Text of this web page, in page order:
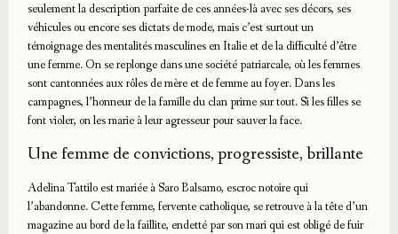
seulement la description parfaite de ces années-là avec ses décors, ses
véhicules ou encore ses dictats de mode, mais c’est surtout un
témoignage des mentalités masculines en Italie et de la difficulté d’être
une femme. On se replonge dans une société patriarcale, où les femmes
sont cantonnées aux rôles de mère et de femme au foyer. Dans les
campagnes, l’honneur de la famille du clan prime sur tout. Si les filles se
font violer, on les marie à leur agresseur pour sauver la face.
Une femme de convictions, progressiste, brillante
Adelina Tattilo est mariée à Saro Balsamo, escroc notoire qui
l’abandonne. Cette femme, fervente catholique, se retrouve à la tête d’un
magazine au bord de la faillite, endetté par son mari qui est obligé de fuir